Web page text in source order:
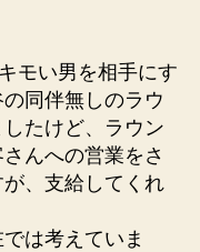
モい男を相手にす
同伴無しのラウ
たけど、ラウン
んへの営業をさ
、支給してくれ
は考えていま